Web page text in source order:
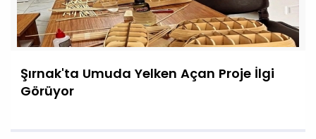
Şırnak'ta Umuda Yelken Açan Proje İlgi
Görüyor